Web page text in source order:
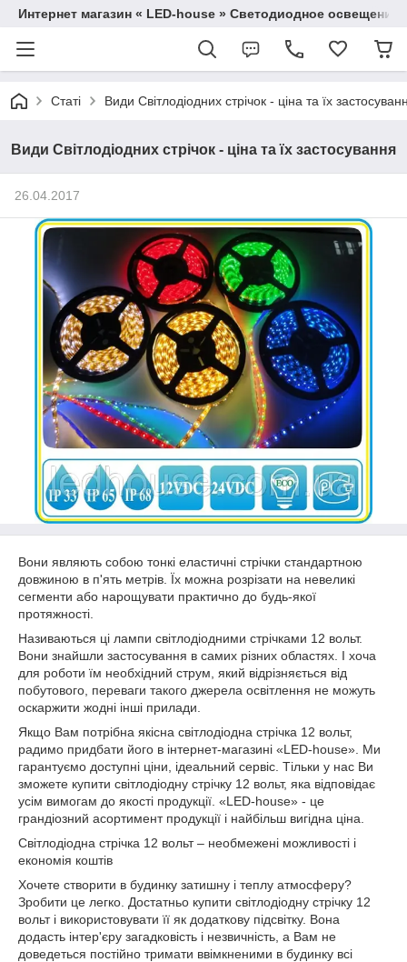
Интернет магазин « LED-house » Светодиодное освещение
Статі Види Світлодіодних стрічок - ціна та їх
Види Світлодіодних стрічок - ціна та їх застосування
26.04.2017
Вони являють собою тонкі еластичні стрічки стандартною
довжиною в п'ять метрів. Їх можна розрізати на невеликі
сегменти або нарощувати практично до будь-якої
протяжності.
Називаються ці лампи світлодіодними стрічками 12 вольт.
Вони знайшли застосування в самих різних областях. І хоча
для роботи їм необхідний струм, який відрізняється від
побутового, переваги такого джерела освітлення не можуть
оскаржити жодні інші прилади.
Якщо Вам потрібна якісна світлодіодна стрічка 12 вольт,
радимо придбати його в інтернет-магазині «LED-house». Ми
гарантуємо доступні ціни, ідеальний сервіс. Тільки у нас Ви
зможете купити світлодіодну стрічку 12 вольт, яка відповідає
усім вимогам до якості продукції. «LED-house» - це
грандіозний асортимент продукції і найбільш вигідна ціна.
Світлодіодна стрічка 12 вольт – необмежені можливості і
економія коштів
Хочете створити в будинку затишну і теплу атмосферу?
Зробити це легко. Достатньо купити світлодіодну стрічку 12
вольт і використовувати її як додаткову підсвітку. Вона
додасть інтер'єру загадковість і незвичність, а Вам не
доведеться постійно тримати ввімкненими в будинку всі